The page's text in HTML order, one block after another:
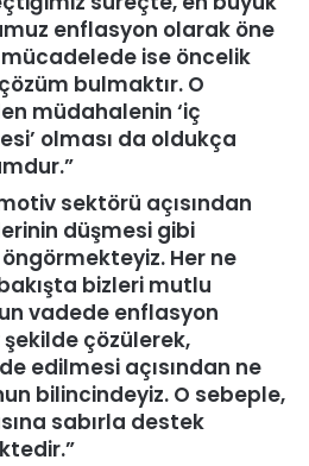
enflasyon olarak öne
mücadelede ise öncelik
bulmaktır. O
müdahalenin ‘iç
olması da oldukça
sektörü açısından
düşmesi gibi
Her ne
bizleri mutlu
vadede enflasyon
şekilde çözülerek,
edilmesi açısından ne
bilincindeyiz. O sebeple,
sabırla destek